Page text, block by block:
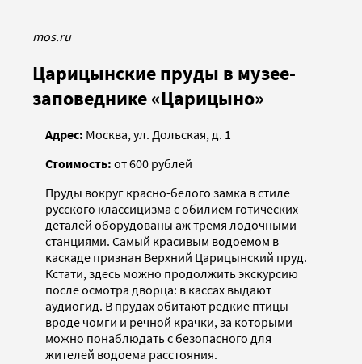
mos.ru
Царицынские пруды в музее-
заповеднике «Царицыно»
Адрес: Москва, ул. Дольская, д. 1
Стоимость: от 600 рублей
Пруды вокруг красно-белого замка в стиле
русского классицизма с обилием готических
деталей оборудованы аж тремя лодочными
станциями. Самый красивым водоемом в
каскаде признан Верхний Царицынский пруд.
Кстати, здесь можно продолжить экскурсию
после осмотра дворца: в кассах выдают
аудиогид. В прудах обитают редкие птицы
вроде чомги и речной крачки, за которыми
можно понаблюдать с безопасного для
жителей водоема расстояния.